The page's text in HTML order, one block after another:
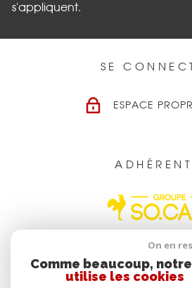
s'appliquent.
SE
ESPACE
On en
Comme beaucoup,
utilise les cookies